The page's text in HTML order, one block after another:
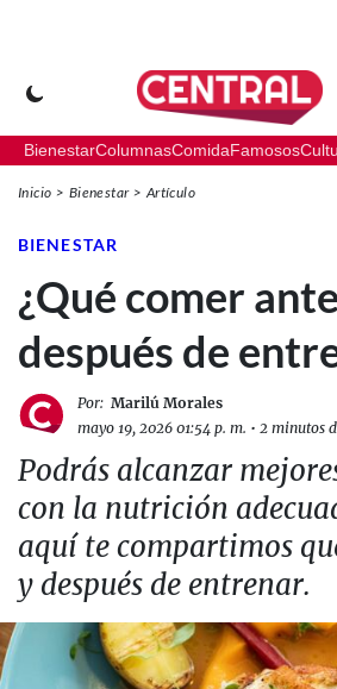
BienestarColumnasComidaFamosos
Inicio Bienestar Artículo
BIENESTAR
¿Qué comer
después de
Por: Marilú Morales
mayo 19, 2026 01:54 p. m. • 2 minutos
Podrás alcanzar
con la nutrición
aquí te compartimos
y después de entrenar.